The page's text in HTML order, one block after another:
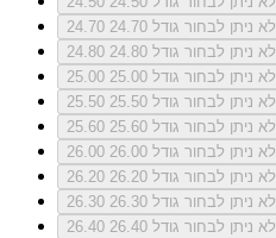
24.70
לא ניתן לבחור גודל 24.70
24.80
לא ניתן לבחור גודל 24.80
25.00
לא ניתן לבחור גודל 25.00
25.50
לא ניתן לבחור גודל 25.50
25.60
לא ניתן לבחור גודל 25.60
26.00
לא ניתן לבחור גודל 26.00
26.20
לא ניתן לבחור גודל 26.20
26.30
לא ניתן לבחור גודל 26.30
26.40
לא ניתן לבחור גודל 26.40